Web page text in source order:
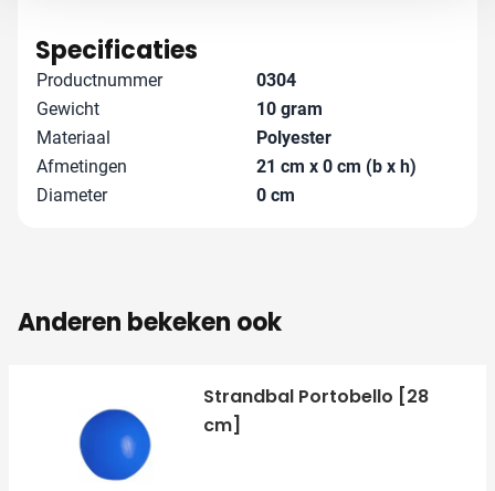
Specificaties
Productnummer
0304
Gewicht
10 gram
Materiaal
Polyester
Afmetingen
21 cm x 0 cm (b x h)
Diameter
0 cm
Anderen bekeken ook
Strandbal Portobello [28
cm]